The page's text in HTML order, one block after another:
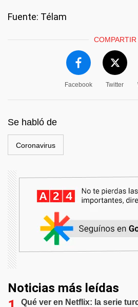
Fuente: Télam
COMPARTIR
Facebook Twitter
Se habló de
Coronavirus
Noticias más leídas
Qué ver en Netflix: la serie